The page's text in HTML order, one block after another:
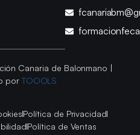
Canaria de Balonmano |
por TOOOLS
Política de Privacidad
Política de Ventas